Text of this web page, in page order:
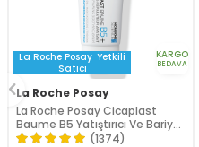
La Roche Posay Yetkili
Satıcı
KARGO
BEDAVA
La Roche Posay
La Roche Posay Cicaplast
Baume B5 Yatıştırıcı Ve Bariyer
Onarıcı Bakım Kremi 40 ml
(1374)